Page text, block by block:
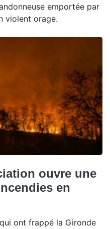
emportée par
violent orage.
ouvre une
en
ont frappé la Gironde